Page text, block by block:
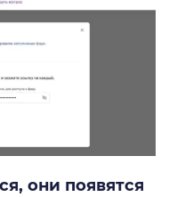
они появятся